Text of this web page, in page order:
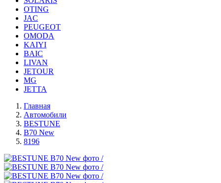
OTING
JAC
PEUGEOT
OMODA
KAIYI
BAIC
LIVAN
JETOUR
MG
JETTA
Главная
Автомобили
BESTUNE
B70 New
8196